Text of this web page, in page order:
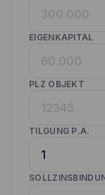
Kontakt
EIGENKAPITAL
PLZ OBJEKT
TILGUNG P.A.